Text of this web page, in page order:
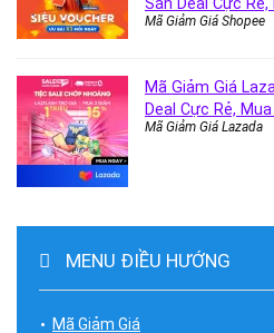
Mã Giảm Giá Shopee
Mã Giảm Giá
Deal Cực Rẻ,
Mã Giảm Giá Lazada
MENU ĐIỀU HƯỚNG
Mã Giảm Giá